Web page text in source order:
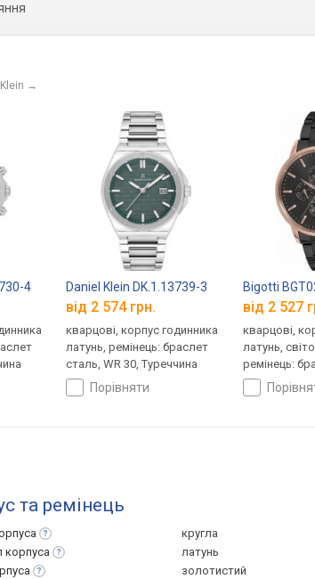
→
4 Daniel Klein DK.1.13739-3
від 2 574 грн.
кварцові, корпус годинника
латунь, ремінець: браслет
сталь, WR 30, Туреччина
порівняти
Bigotti
від 2 527
кварцові,
латунь,
ремінець:
50, Туреччина
та ремінець
кругла
корпуса
латунь
золотистий